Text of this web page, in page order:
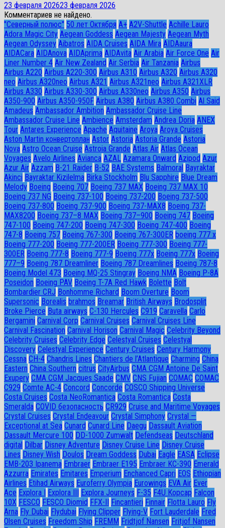
23 февраля 202623 февраля 2026
Комментариев не найдено.
"Северный полюс" 50 лет Октября A+ A2V-Shuttle Achille Lauro
Adora Magic City Aegean Goddess Aegean Majesty Aegean Myth
Aegean Odyssey Aibatros AIDA Cruises AIDA Mira AIDAaura
AIDACara AIDAnova AIDAprima AIDAvita Air Arabia Air Force One Air
Liner Number 4 Air New Zealand Air Serbia Air Tanzania Airbus
Airbus A220 Airbus A220-300 Airbus A310 Airbus A320 Airbus A320
neo Airbus A320neo Airbus A321 Airbus A321neo Airbus A321XLR
Airbus A330 Airbus A330-300 Airbus A330neo Airbus A350 Airbus
A350-900 Airbus A350-950F Airbus A380 Airbus A380 Combi Al Said
Amadeus Ambassador Ambition Ambassador Cruise Line
Ambassador Сruise Line Ambience Amsterdam Andrea Doria ANEX
Tour Antares Experience Apache Aquitaine Aroya Aroya Cruises
Aston Martin конвертоплан Astor Astoria Astoria Grande Astoria
Nova Astro Ocean Cruise Astroia Grande Atlas Air Atlas Ocean
Voyages Avelo Airlines Avianca AZAL Azamara Onward Azipod Azur
Azur Air Azzam B-21 Raider B-52 BAE Systems Balmoral Bayraktar
Akinci Bayraktar Kizilelma Birka Stockholm Blu Sapphire Blue Dream
Melody Boeing Boeing 707 Boeing 737 MAX Boeing 737 MAX 10
Boeing 737 NG Boeing 737-100 Boeing 737-200 Boeing 737-500
Boeing 737-800 Boeing 737-900 Boeing 737-MAX8 Boeing 737-
MAX8200 Boeing 737–8 MAX Boeing 737–900 Boeing 747 Boeing
747-100 Boeing 747-200 Boeing 747-300 Boeing 747-400 Boeing
747-8 Boeing 757 Boeing 767-300 Boeing 767-300ER boeing 777 x
Boeing 777-200 Boeing 777-200ER Boeing 777-300 Boeing 777-
300ER Boeing 777-8 Boeing 777-9 Boeing 777x Boeing 777х Boeing
777–9 Boeing 787 Dreamliner Boeing 787 Dreamlines Boeing 787-8
Boeing Model 473 Boeing MQ-25 Stingray Boeing NMA Boeing P-8A
Poseidon Boeing PAV Boeing T-7A Red Hawk Bolette Bolt
Bombardier CRJ Bonhomme Richard Boom Overture Boom
Supersonic Borealis brahmos Breamar British Airways Brodosplit
Broke Pierce Buta airways C-130 Hercules C919 Caravella Carlo
Bergamini Carnival Corp Carnival Cruises Carnival Cruises Line
Carnival Fascination Carnival Horison Carnival Magic Celebrity Beyond
Celebrity Cruises Celebrity Edge Celestyal Cruises Celestyal
Discovery Celestyal Experience Century Cruises Century Harmony
Cessna CH-4 Chandris Lines Chantiers de l’Atlantique Charming China
Eastern China Southern citrus CityAirbus CMA CGM Antoine De Saint
Exupery CMA CGM Jacques Saade CMV CNS Fujian COMAC COMAC
C929 Comte AC-4 Concord Concorde COSCO Shipping Universe
Costa Cruises Costa NeoRomantica Costa Romantica Costa
Smeralda COVID безопасность CR929 Cruise and Maritime Voyages
Crystal Cruises Crystal Endeavour Crystal Simphony Crystal —
Exceptional at Sea Cunard Cunard Line Daegu Dassault Aviation
Dassault Mercure 100 DD-1000 Zumwalt Defendseas Deutschland
digital Dilbar Disney Adventure Disney Cruise Line Disney Cruise
Lines Disney Wish Doulos Dream Goddess Dubai Eagle EASA Eclipse
EMB-203 Ipanema Embraer Embraer E195 Embraer KC-390 Emerald
Azzurra Emirates Emitares Emperium Enchanced Capri EOS Ethiopian
Airlines Etihad Airways Euroferry Olympia Eurowings EVA Air Ever
Ace Explora I Explora III Explora Journeys F-35 F4U Корсар Falcon
10X FESCO FESCO Diomid FFX-II Fincantieri Finnair Flotta Lauro Fly
Arna Fly Dubai Flydubai Flying Clipper Flying-V Fort Lauderdale Fred
Olsen Cruises Freedom Ship FREMM Fridtjof Nansen Fritjof Nansen